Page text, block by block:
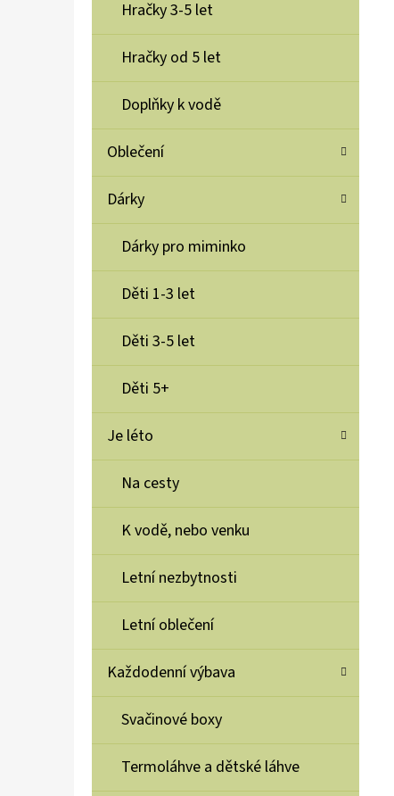
Hračky 3-5 let
Hračky od 5 let
Doplňky k vodě
Oblečení
Dárky
Dárky pro miminko
Děti 1-3 let
Děti 3-5 let
Děti 5+
Je léto
Na cesty
K vodě, nebo venku
Letní nezbytnosti
Letní oblečení
Každodenní výbava
Svačinové boxy
Termoláhve a dětské láhve
YUMBOX SVAČINOVÝ BOX NEREZOVÝ PRET
1 100 Kč